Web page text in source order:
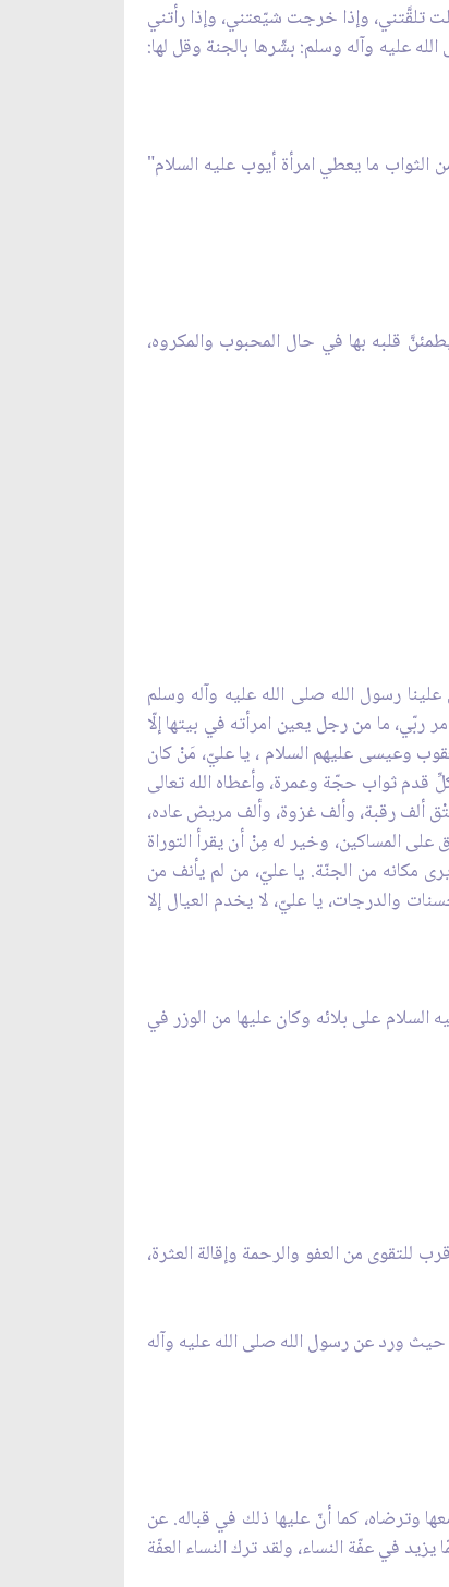
تلقَّتني، وإذا خرجت شيّعتني، وإذا رأتني
عليه وآله وسلم: بشّرها بالجنة وقل لها:
الثواب ما يعطي امرأة أيوب عليه السلام"
قلبه بها في حال المحبوب والمكروه،
رسول الله صلى الله عليه وآله وسلم
ربّي، ما من رجل يعين امرأته في بيتها إلّا
وعيسى عليهم السلام ، يا عليّ، مَنْ كان
قدم ثواب حجّة وعمرة، وأعطاه الله تعالى
ألف رقبة، وألف غزوة، وألف مريض عاده،
المساكين، وخير له مِنْ أن يقرأ التوراة
مكانه من الجنّة. يا عليّ، من لم يأنف من
والدرجات، يا عليّ، لا يخدم العيال إلا
على بلائه وكان عليها من الوزر في
للتقوى من العفو والرحمة وإقالة العثرة،
ورد عن رسول الله صلى الله عليه وآله
وترضاه، كما أنّ عليها ذلك في قباله. عن
في عفّة النساء، ولقد ترك النساء العفّة